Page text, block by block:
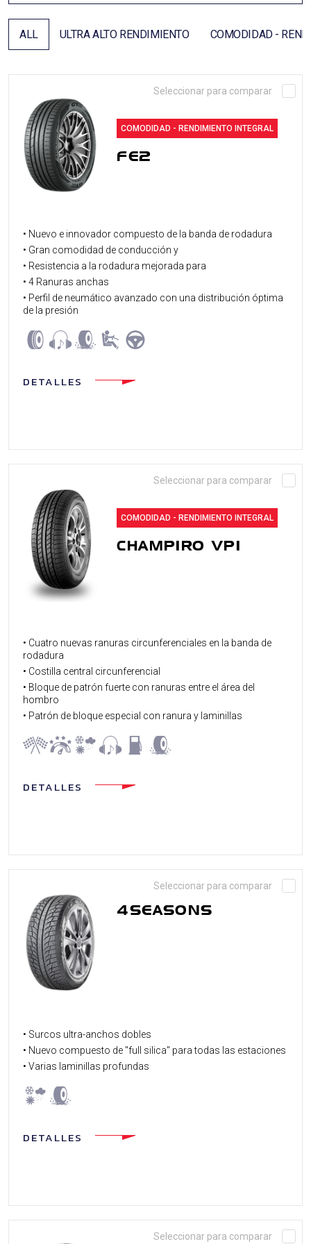
LOCALIZADOR DE DISTRIBUIDORES
ALL ULTRA ALTO RENDIMIENTO COMODIDAD -
Seleccionar para comparar
COMODIDAD - RENDIMIENTO INTEGRAL
FE2
• Nuevo e innovador compuesto de la banda de rodadura
• Gran comodidad de conducción y
• Resistencia a la rodadura mejorada para
• 4 Ranuras anchas
• Perfil de neumático avanzado con una distribución óptima
de la presión
DETALLES
Seleccionar para comparar
COMODIDAD - RENDIMIENTO INTEGRAL
CHAMPIRO VP1
• Cuatro nuevas ranuras circunferenciales en la banda de
rodadura
• Costilla central circunferencial
• Bloque de patrón fuerte con ranuras entre el área del
hombro
• Patrón de bloque especial con ranura y laminillas
DETALLES
Seleccionar para comparar
4SEASONS
• Surcos ultra-anchos dobles
• Nuevo compuesto de "full silica" para todas las estaciones
• Varias laminillas profundas
DETALLES
Seleccionar para comparar